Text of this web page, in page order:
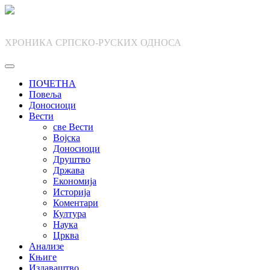
Skip
ХРОНИКА СРПСКО-РУСКИХ ОДНОСА
ПОЧЕТНА
Повеља
Доносиоци
Вести
све Вести
Војска
Доносиоци
Друштво
Држава
Економија
Историја
Коментари
Култура
Наука
Црква
Анализе
Књиге
Издаваштво